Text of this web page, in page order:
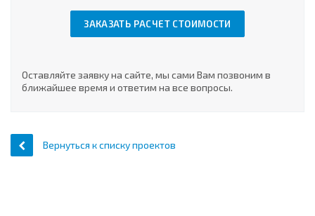
ЗАКАЗАТЬ РАСЧЕТ СТОИМОСТИ
Оставляйте заявку на сайте, мы сами Вам позвоним в
ближайшее время и ответим на все вопросы.
Вернуться к списку проектов